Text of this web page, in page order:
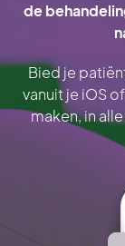
de
Bied je
vanuit je iOS
maken, in